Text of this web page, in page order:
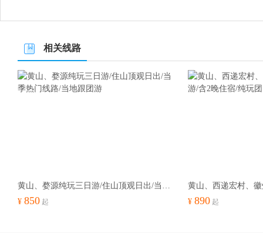
相关线路
黄山、婺源纯玩三日游/住山顶观日出/当季热门线路/当地跟团游
¥ 850 起 ¥ 890 起